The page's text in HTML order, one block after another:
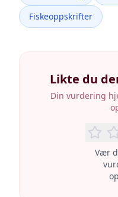
Fiskeoppskrifter
Likte du
Din vurdering
Vær